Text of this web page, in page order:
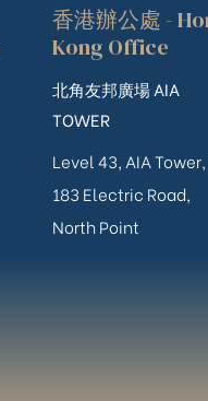
香港辦公處 -
Kong Office
北角友邦廣場 AIA
TOWER
Level 43, AIA Tower,
183 Electric Road,
North Point